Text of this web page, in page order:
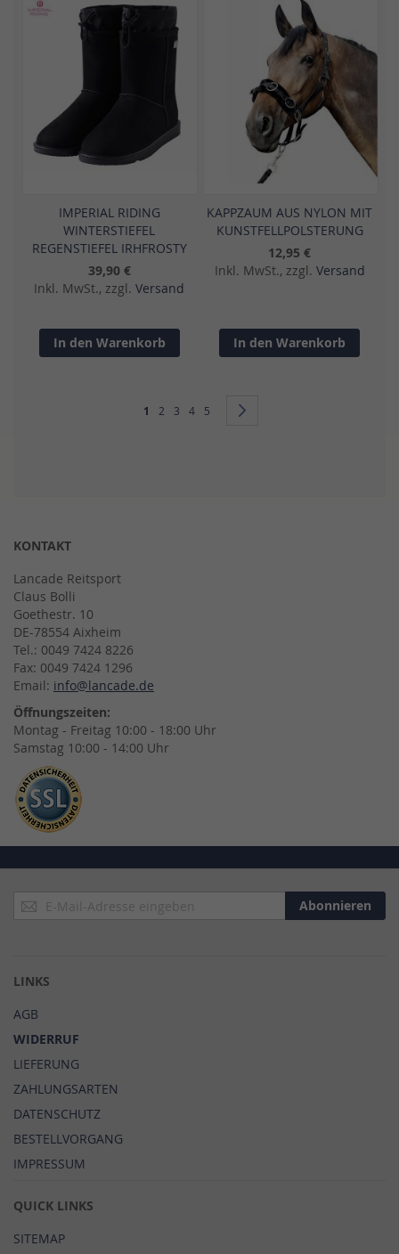
IMPERIAL RIDING
WINTERSTIEFEL
REGENSTIEFEL IRHFROSTY
39,90 €
Inkl. MwSt., zzgl. Versand
In den Warenkorb
KAPPZAUM AUS NYLON MIT
KUNSTFELLPOLSTERUNG
12,95 €
Inkl. MwSt., zzgl. Versand
In den Warenkorb
Sie lesen gerade Seite
1 Seite
2 Seite
3 Seite
4 Seite
5
KONTAKT
Lancade Reitsport
Claus Bolli
Goethestr. 10
DE-78554 Aixheim
Tel.: 0049 7424 8226
Fax: 0049 7424 1296
Email: info@lancade.de
Öffnungszeiten:
Montag - Freitag 10:00 - 18:00 Uhr
Samstag 10:00 - 14:00 Uhr
Anmeldung
zum
Abonnieren
LINKS
AGB
WIDERRUF
LIEFERUNG
ZAHLUNGSARTEN
DATENSCHUTZ
BESTELLVORGANG
IMPRESSUM
QUICK LINKS
SITEMAP